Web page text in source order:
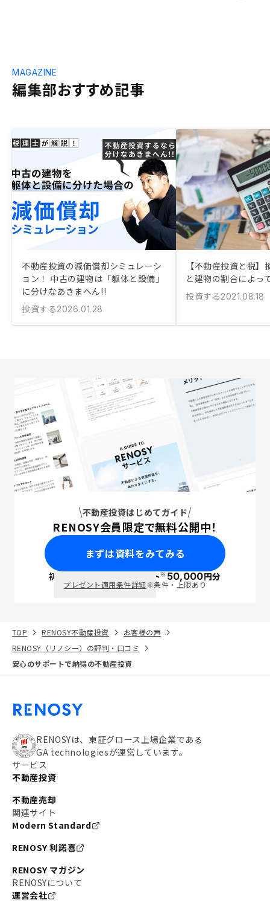
編集部おすすめ記事
MAGAZINE
不動産投資の減価償却シミュレーシ
ョン！ 中古の建物は「躯体と設備」
に分けなあきまへん!!
投資する2026.01.28
【不動産投資と税
と建物の割合によっ
投資する2021.08.18
不動産投資はじめてガイド
RENOSY会員限定で無料公開中！
まずは資料をみてみる
初回面談で ポイント※50,000円分
プレゼント適用条件詳細※条件・上限あり
TOP RENOSY不動産投資
お客様の声
RENOSY（リノシー）の評判・口コミ
安心のサポートで納得の不動産投資
RENOSYは、東証グロース上場企業である
GA technologiesが運営しています。
サービス
不動産投資
不動産売却
関連サイト
Modern Standard
RENOSY 利諾喜
RENOSY マガジン
RENOSYについて
運営会社